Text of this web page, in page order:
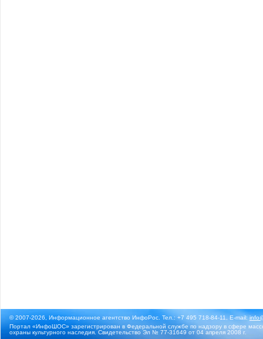
© 2007-2026, Информационное агентство ИнфоРос. Тел.: +7 495 718-84-11, E-mail:
Портал «ИнфоШОС» зарегистрирован в Федеральной службе по надзору в сфере
охраны культурного наследия. Свидетельство Эл № 77-31649 от 04 апреля 2008 г.